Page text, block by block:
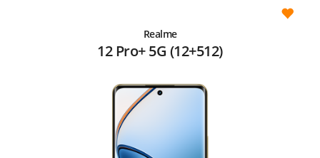
Realme
12 Pro+ 5G (12+512)